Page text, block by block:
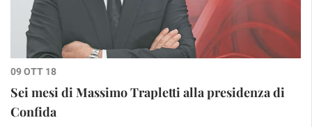
09 OTT 18
Sei mesi di Massimo Trapletti alla presidenza di
Confida